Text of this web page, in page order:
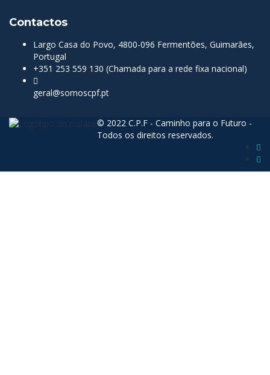
Contactos
Largo Casa do Povo, 4800-096 Fermentões, Guimarães,
Portugal
+351 253 559 130 (Chamada para a rede fixa nacional)
geral@somoscpf.pt
© 2022 C.P.F - Caminho para o Futuro -
Todos os direitos reservados.